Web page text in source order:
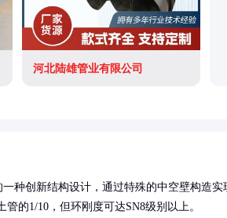
河北陆雄管业有限公司
种创新结构设计，通过特殊的中空壁构造
的1/10，但环刚度可达SN8级别以上。